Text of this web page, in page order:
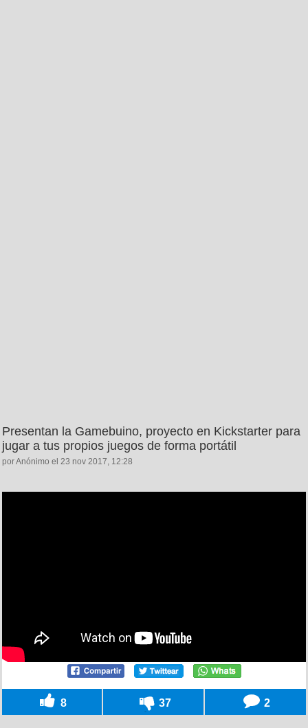
Presentan la Gamebuino, proyecto en Kickstarter para
jugar a tus propios juegos de forma portátil
por Anónimo el 23 nov 2017, 12:28
8 37 2